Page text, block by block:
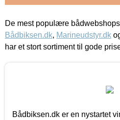
De mest populære
Bådbiksen.dk, Marineudstyr.dk
har et stort sortiment til gode
Bådbiksen.dk er en nystartet